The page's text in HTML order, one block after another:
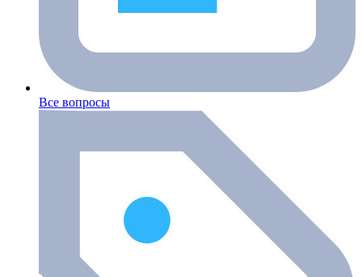
Все вопросы